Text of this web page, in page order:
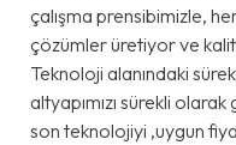
çalışma prensibimizle,
çözümler üretiyor ve
Teknoloji alanındaki
altyapımızı sürekli
son teknolojiyi ,uygun